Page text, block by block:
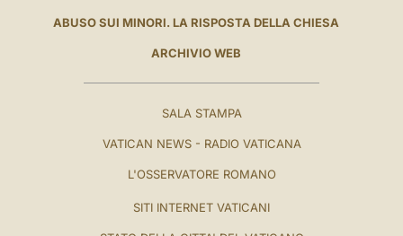
ABUSO SUI MINORI. LA RISPOSTA DELLA CHIESA
ARCHIVIO WEB
SALA STAMPA
VATICAN NEWS - RADIO VATICANA
L'OSSERVATORE ROMANO
SITI INTERNET VATICANI